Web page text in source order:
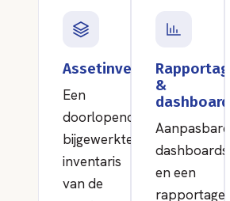
Assetinventaris
Een
doorlopend
bijgewerkte
inventaris
van de
Rapportage
&
dashboards
Aanpasbare
dashboards
en een
rapportage-